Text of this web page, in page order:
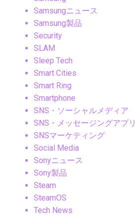
Samsungニュース
Samsung製品
Security
SLAM
Sleep Tech
Smart Cities
Smart Ring
Smartphone
SNS・ソーシャルメディア
SNS・メッセージングアプリ
SNSマーケティング
Social Media
Sonyニュース
Sony製品
Steam
SteamOS
Tech News